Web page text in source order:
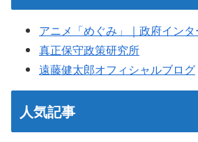
アニメ「めぐみ」｜政府イン
真正保守政策研究所
遠藤健太郎オフィシャルブログ
人気記事